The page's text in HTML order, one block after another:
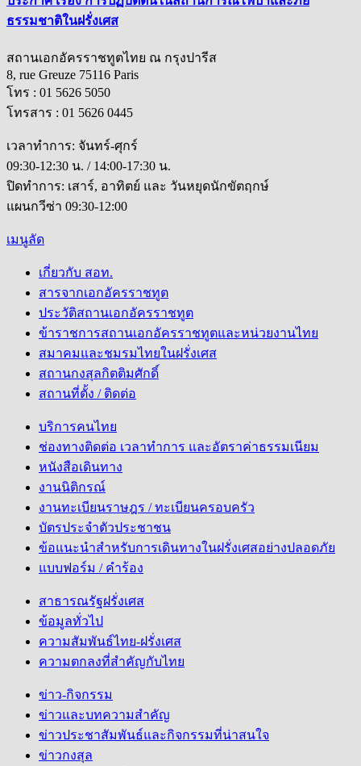
ธรรมชาติในฝรั่งเศส
สถานเอกอัครราชทูตไทย ณ กรุงปารีส
8, rue Greuze 75116 Paris
โทร : 01 5626 5050
โทรสาร : 01 5626 0445
เวลาทำการ: จันทร์-ศุกร์
09:30-12:30 น. / 14:00-17:30 น.
ปิดทำการ: เสาร์, อาทิตย์ และ วันหยุดนักขัตฤกษ์
แผนกวีซ่า 09:30-12:00
เมนูลัด
เกี่ยวกับ สอท.
สารจากเอกอัครราชทูต
ประวัติสถานเอกอัครราชทูต
ข้าราชการสถานเอกอัครราชทูตและหน่วยงานไทย
สมาคมและชมรมไทยในฝรั่งเศส
สถานกงสุลกิตติมศักดิ์
สถานที่ตั้ง / ติดต่อ
บริการคนไทย
ช่องทางติดต่อ เวลาทำการ และอัตราค่าธรรมเนียม
หนังสือเดินทาง
งานนิติกรณ์
งานทะเบียนราษฎร / ทะเบียนครอบครัว
บัตรประจำตัวประชาชน
ข้อแนะนำสำหรับการเดินทางในฝรั่งเศสอย่างปลอดภัย
แบบฟอร์ม / คำร้อง
สาธารณรัฐฝรั่งเศส
ข้อมูลทั่วไป
ความสัมพันธ์ไทย-ฝรั่งเศส
ความตกลงที่สำคัญกับไทย
ข่าว-กิจกรรม
ข่าวและบทความสำคัญ
ข่าวประชาสัมพันธ์และกิจกรรมที่น่าสนใจ
ข่าวกงสุล